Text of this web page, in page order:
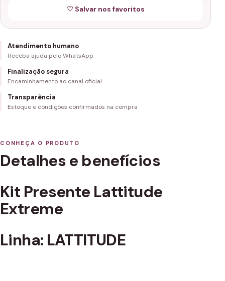
♡ Salvar nos favoritos
Atendimento humano
Receba ajuda pelo WhatsApp
Finalização segura
Encaminhamento ao canal oficial
Transparência
Estoque e condições confirmados na compra
CONHEÇA O PRODUTO
Detalhes e benefícios
Kit Presente Lattitude
Extreme
Linha: LATTITUDE